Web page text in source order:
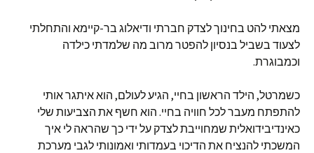
מצאתי להט בחינוך לצדק חברתי ודיאלוג בר-קיימא והתחלתי
לצעוד בשביל בנסיון להפטר מרוב מה שלמדתי כילדה
וכמבוגרת.
כשמרטל, הילד הראשון בחיי, הגיע לעולם, הוא איתגר אותי
להתפתח מעבר לכל חוויה בחיי. הוא חשף את הצביעות שלי
כאינדיבידואלית שמחוייבת לצדק על ידי כך שהראה לי איך
המשכתי להנציח את הדיכוי בעמדותי ואמונותי לגבי מערכת